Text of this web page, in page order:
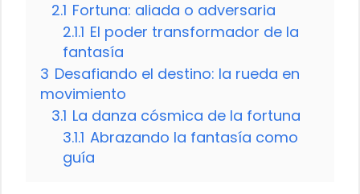
2.1 Fortuna: aliada o adversaria
2.1.1 El poder transformador de la
fantasía
3 Desafiando el destino: la rueda en
movimiento
3.1 La danza cósmica de la fortuna
3.1.1 Abrazando la fantasía como
guía